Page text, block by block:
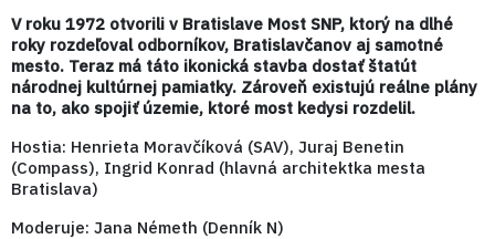
V roku 1972 otvorili v Bratislave Most SNP, ktorý na dlhé
roky rozdeľoval odborníkov, Bratislavčanov aj samotné
mesto. Teraz má táto ikonická stavba dostať štatút
národnej kultúrnej pamiatky. Zároveň existujú reálne plány
na to, ako spojiť územie, ktoré most kedysi rozdelil.
Hostia: Henrieta Moravčíková (SAV), Juraj Benetin
(Compass), Ingrid Konrad (hlavná architektka mesta
Bratislava)
Moderuje: Jana Németh (Denník N)